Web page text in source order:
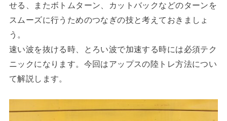
せる、またボトムターン、カットバックなどのターンを
スムーズに行うためのつなぎの技と考えておきましょ
う。
速い波を抜ける時、とろい波で加速する時には必須テク
ニックになります。今回はアップスの陸トレ方法につい
て解説します。